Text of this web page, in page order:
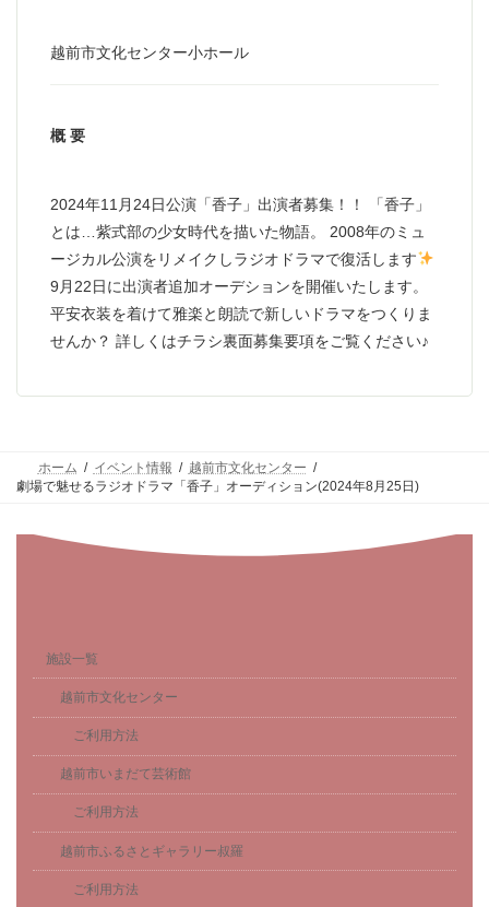
越前市文化センター小ホール
概 要
2024年11月24日公演「香子」出演者募集！！ 「香子」
とは…紫式部の少女時代を描いた物語。 2008年のミュ
ージカル公演をリメイクしラジオドラマで復活します
9月22日に出演者追加オーデションを開催いたします。
平安衣装を着けて雅楽と朗読で新しいドラマをつくりま
せんか？ 詳しくはチラシ裏面募集要項をご覧ください♪
ホーム イベント情報
越前市文化センター
劇場で魅せるラジオドラマ「香子」オーディション(2024年8月25日)
施設一覧
越前市文化センター
ご利用方法
越前市いまだて芸術館
ご利用方法
越前市ふるさとギャラリー叔羅
ご利用方法